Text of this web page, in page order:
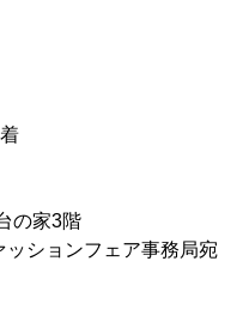
の家3階
ションフェア事務局宛